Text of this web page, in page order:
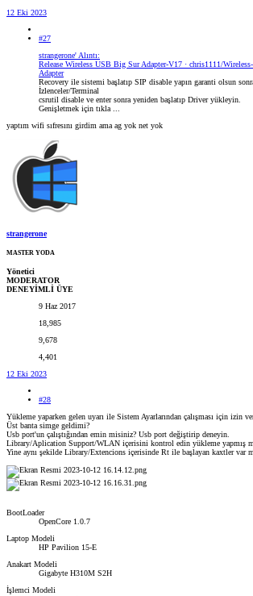
12 Eki 2023
#27
strangerone' Alıntı:
Release Wireless USB Big Sur Adapter-V17 · chris1111/
Adapter
Recovery ile sistemi başlatıp SIP disable yapın garanti olsun
İzlenceler/Terminal
csrutil disable ve enter sonra yeniden başlatıp Driver yükleyin.
Genişletmek için tıkla ...
yaptım wifi sıfresını girdim ama ag yok net yok
strangerone
MASTER YODA
Yönetici
MODERATOR
DENEYİMLİ ÜYE
9 Haz 2017
18,985
9,678
4,401
12 Eki 2023
#28
Yükleme yaparken gelen uyarı ile Sistem Ayarlarından çalışması için izin
Üst banta simge geldimi?
Usb port'un çalıştığından emin misiniz? Usb port değiştirip deneyin.
Library/Aplication Support/WLAN içerisini kontrol edin yükleme yapmış
Yine aynı şekilde Library/Extencions içerisinde Rt ile başlayan kaxtler var
BootLoader
OpenCore 1.0.7
Laptop Modeli
HP Pavilion 15-E
Anakart Modeli
Gigabyte H310M S2H
İşlemci Modeli